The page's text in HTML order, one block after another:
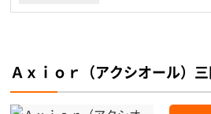
Ａｘｉｏｒ（アクシオール）